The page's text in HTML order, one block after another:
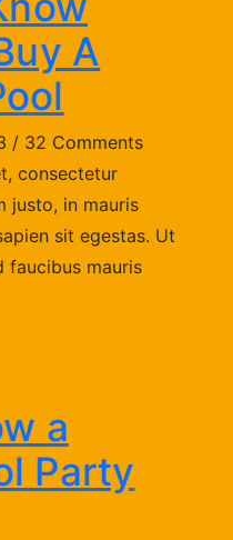
A
/ 32 Comments
consectetur
justo, in mauris
sit egestas. Ut
faucibus mauris
a
Party